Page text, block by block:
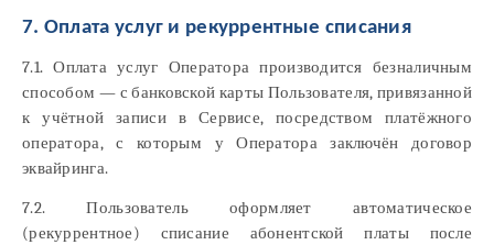
7. Оплата услуг и рекуррентные списания
7.1. Оплата услуг Оператора производится безналичным
способом — с банковской карты Пользователя, привязанной
к учётной записи в Сервисе, посредством платёжного
оператора, с которым у Оператора заключён договор
эквайринга.
7.2. Пользователь оформляет автоматическое
(рекуррентное) списание абонентской платы после